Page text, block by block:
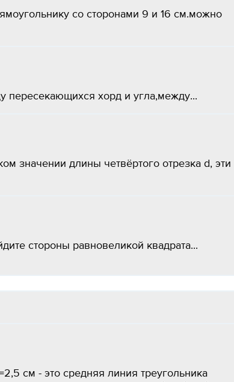
со сторонами 9 и 16 см.можно
пересекающихся хорд и угла,между...
значении длины четвёртого отрезка d, эти
стороны равновеликой квадрата...
см - это средняя линия треугольника